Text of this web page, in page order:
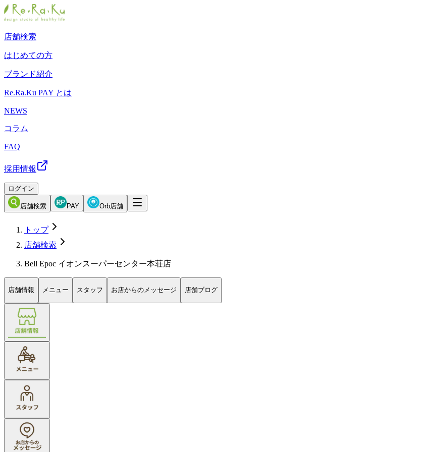
店舗検索
はじめての方
ブランド紹介
Re.Ra.Ku PAY とは
NEWS
コラム
FAQ
採用情報
ログイン
店舗検索 PAY Orb店舗
トップ
店舗検索
Bell Epoc イオンスーパーセンター本荘店
店舗情報 メニュー スタッフ お店からのメッセージ 店舗ブログ